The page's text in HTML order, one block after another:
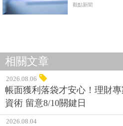
者？」
觀點新聞
相關文章
2026.08.06
帳面獲利落袋才安心！理財
資術 留意8/10關鍵日
2026.08.04